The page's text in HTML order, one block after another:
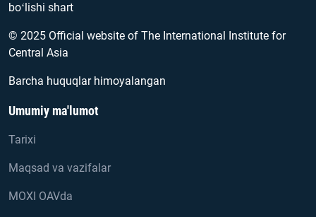
boʻlishi shart
© 2025 Official website of The International Institute for
Central Asia
Barcha huquqlar himoyalangan
Umumiy ma'lumot
Tarixi
Maqsad va vazifalar
MOXI OAVda